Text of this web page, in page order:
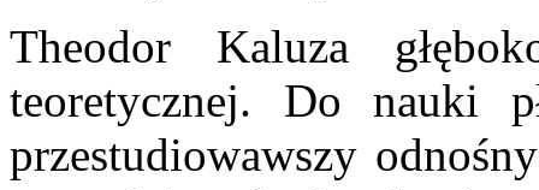
Theodor Kaluza
teoretycznej. Do nauki
przestudiowawszy